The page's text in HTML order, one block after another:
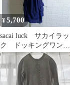
¥5,700
sacai luck サカイラッ
ク ドッキングワンピ
ース カーディガン